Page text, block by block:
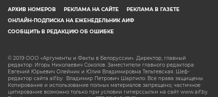
АРХИВ НОМЕРОВ РЕКЛАМА НА САЙТЕ
РЕКЛАМА В ГАЗЕТЕ
ОНЛАЙН-ПОДПИСКА НА ЕЖЕНЕДЕЛЬНИК АИФ
СООБЩИТЬ В РЕДАКЦИЮ ОБ ОШИБКЕ
© 2019 ООО «Аргументы и Факты в Белоруссии». Директор, главный
редактор: Игорь Николаевич Соколов. Заместители главного редактора:
Евгений Юрьевич Олейник и Юлия Владимировна Тельтевская. Шеф-
редактор сайта aif.by: Владимир Петрович Шарпило. Все права защищены.
Копирование и использование полных материалов запрещено, частичное
цитирование возможно только при условии гиперссылки на сайт www.aif.by.